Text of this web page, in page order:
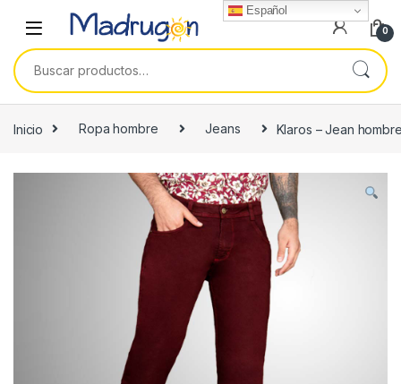
0
Buscar por:
Inicio Ropa hombre Jeans Klaros – Jean
Español